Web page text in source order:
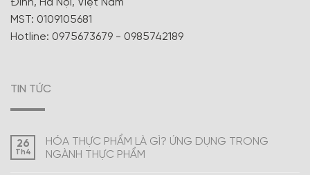
MST: 0109105681
Hotline: 0975673679 - 0985742189
TIN TỨC
26
Th4
HÓA THỰC PHẨM LÀ GÌ? ỨNG DỤNG TRONG
NGÀNH THỰC PHẨM